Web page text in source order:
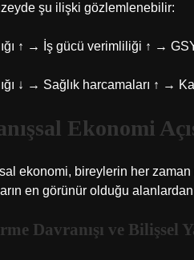
şu ilişki gözlemlenebilir:
↑ → İş gücü verimliliği ↑ →
↓ → Sağlık harcamaları ↑ →
Ekonomi
ekonomi, bireylerin her
en görünür olduğu
Davranışı ve Bilişsel